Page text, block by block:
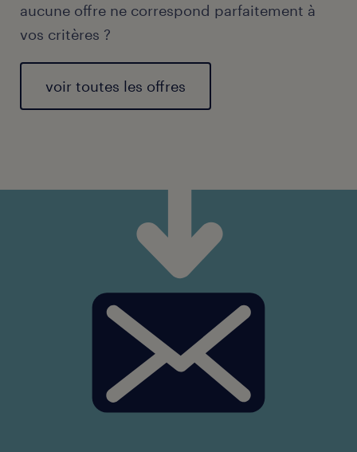
aucune offre ne correspond parfaitement à
vos critères ?
voir toutes les offres